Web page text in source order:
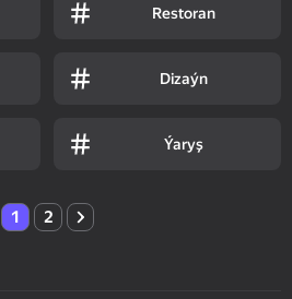
Restoran
Dizaýn
Ýaryş
1 2